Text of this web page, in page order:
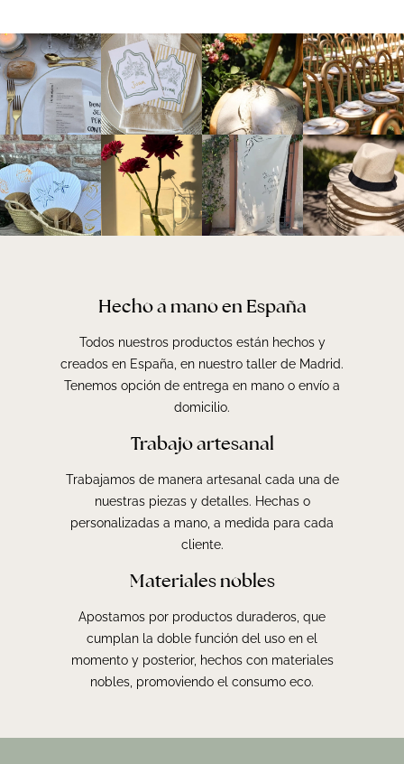
Hecho a mano en España
Todos nuestros productos están hechos y
creados en España, en nuestro taller de Madrid.
Tenemos opción de entrega en mano o envío a
domicilio.
Trabajo artesanal
Trabajamos de manera artesanal cada una de
nuestras piezas y detalles. Hechas o
personalizadas a mano, a medida para cada
cliente.
Materiales nobles
Apostamos por productos duraderos, que
cumplan la doble función del uso en el
momento y posterior, hechos con materiales
nobles, promoviendo el consumo eco.